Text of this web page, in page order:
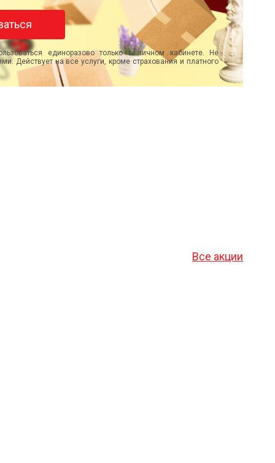
единоразово только в личном кабинете. Не
Действует на все услуги, кроме страхования и платного
Все акции